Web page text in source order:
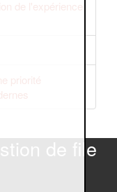
de l'expérience
priorité
de file